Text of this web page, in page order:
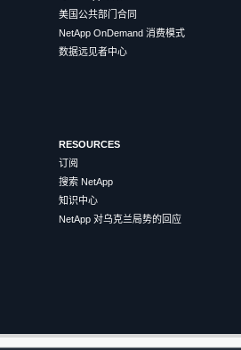
美国公共部门合同
NetApp OnDemand 消费模式
数据远见者中心
RESOURCES
订阅
搜索 NetApp
知识中心
NetApp 对乌克兰局势的回应